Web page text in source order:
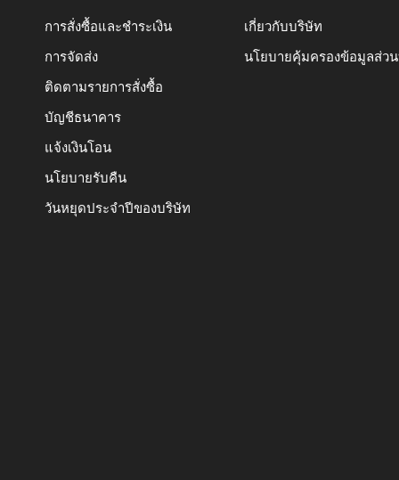
การสั่งซื้อและชำระเงิน
การจัดส่ง
ติดตามรายการสั่งซื้อ
บัญชีธนาคาร
แจ้งเงินโอน
นโยบายรับคืน
วันหยุดประจำปีของบริษัท
เกี่ยวกับบริษัท
นโยบายคุ้มครองข้อมูลส่ว